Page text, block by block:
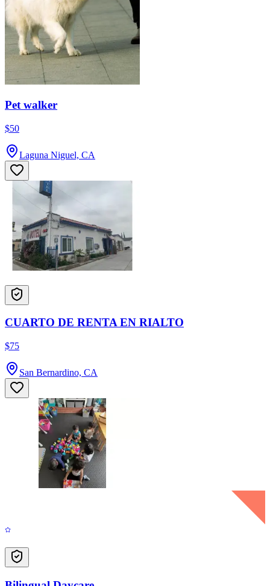
Pet walker
$50
Laguna Niguel, CA
CUARTO DE RENTA EN RIALTO
$75
San Bernardino, CA